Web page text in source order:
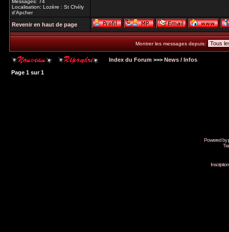
Messages: 74
Localisation: Lozère : St Chély
d'Apcher
Revenir en haut de page
Montrer les messages depuis:
Index du Forum >>> News / Infos
Page 1 sur1
Powered by